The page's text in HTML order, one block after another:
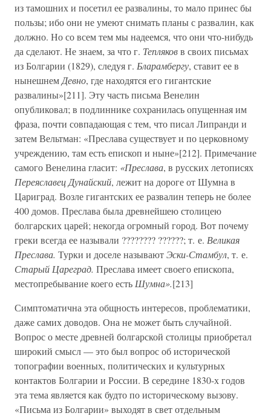
из тамошних и посетил ее развалины, то мало принес бы
пользы; ибо они не умеют снимать планы с развалин, как
должно. Но со всем тем мы надеемся, что они что-нибудь
да сделают. Не знаем, за что г. Тепляковв своих письмах
из Болгарии (1829), следуя г. Бларамбергу, ставит ее в
нынешнем Девно, где находятся его гигантские
развалины»[211]. Эту часть письма Венелин
опубликовал; в подлиннике сохранилась опущенная им
фраза, почти совпадающая с тем, что писал Липранди и
затем Вельтман: «Преслава существует и по церковному
учреждению, там есть епископ и ныне»[212]. Примечание
самого Венелина гласит: «Преслава, в русских летописях
Переяславец Дунайский, лежит на дороге от Шумна в
Цариград. Возле гигантских ее развалин теперь не более
400 домов. Преслава была древнейшею столицею
болгарских царей; некогда огромный город. Вот почему
греки всегда ее называли ???????? ??????; т. е. Великая
Преслава. Турки и доселе называютЭски-Стамбул, т. е.
Старый Цареград. Преслава имеет своего епископа,
местопребывание коего есть Шумна».[213]
Симптоматична эта общность интересов, проблематики,
даже самих доводов. Она не может быть случайной.
Вопрос о месте древней болгарской столицы приобретал
широкий смысл — это был вопрос об исторической
топографии военных, политических и культурных
контактов Болгарии и России. В середине 1830-х годов
эта тема является как будто по историческому вызову.
«Письма из Болгарии» выходят в свет отдельным